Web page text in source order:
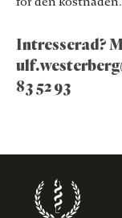
Intresserad?
83 52 93